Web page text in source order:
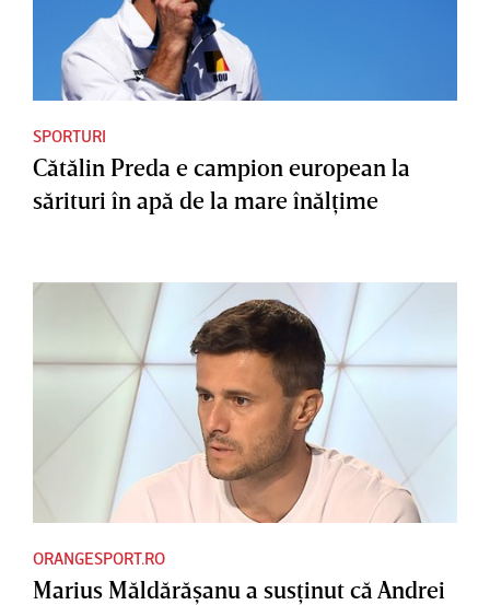
SPORTURI
Cătălin Preda e campion european la
sărituri în apă de la mare înălţime
ORANGESPORT.RO
Marius Măldărăşanu a susţinut că Andrei